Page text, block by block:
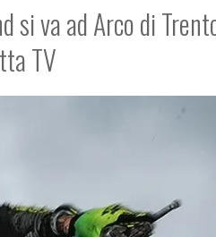
si va ad Arco di
TV